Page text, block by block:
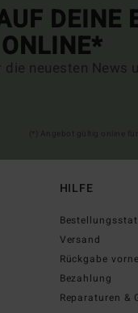
DEINE
neuesten News
HILFE
Versand
Rückgabe
Bezahlung
Reparaturen &